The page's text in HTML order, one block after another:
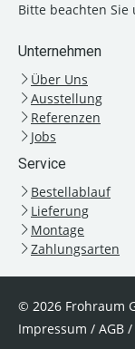
Bitte beachten Sie
Unternehmen
Über Uns
Ausstellung
Referenzen
Jobs
Service
Bestellablauf
Lieferung
Montage
Zahlungsarten
© 2026 Frohraum
Impressum / AGB /